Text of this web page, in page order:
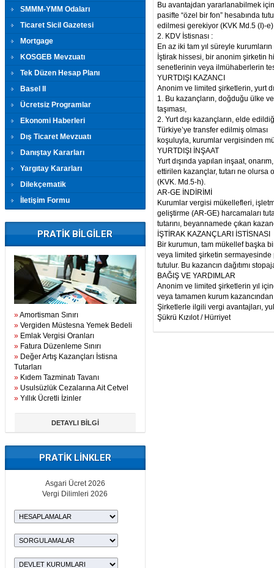
SMMM-YMM Odaları
Ticaret Sicil Gazetesi
Mortgage
KOSGEB Mevzuatı
Tek Düzen Hesap Planı
Basel II
Ücretsiz Programlar
Ekonomi Haberleri
Dış Ticaret Mevzuatı
Danıştay Kararları
Yargıtay Kararları
Dilekçematik
İletişim Formu
PRATİK BİLGİLER
»Amortisman Sınırı
» Vergiden Müstesna Yemek Bedeli
» Emlak Vergisi Oranları
» Fatura Düzenleme Sınırı
» Değer Artış Kazançları İstisna
Tutarları
» Kıdem Tazminatı Tavanı
» Usulsüzlük Cezalarına Ait Cetvel
» Yıllık Ücretli İzinler
DETAYLI BİLGİ
PRATİK LİNKLER
Asgari Ücret 2026
Vergi Dilimleri 2026
Bu avantajdan yararlanabilmek için
pasifte “özel bir fon” hesabında
edilmesi gerekiyor (KVK Md.5 (I)-
2. KDV İstisnası :
En az iki tam yıl süreyle
İştirak hissesi, bir anonim şirketin
senetlerinin veya ilmühaberlerin
YURTDIŞI KAZANCI
Anonim ve limited şirketlerin, yurt
1. Bu kazançların, doğduğu ülke
taşıması,
2. Yurt dışı kazançların, elde
Türkiye’ye transfer edilmiş olması
koşuluyla, kurumlar vergisinden
YURTDIŞI İNŞAAT
Yurt dışında yapılan inşaat,
ettirilen kazançlar, tutarı ne
(KVK. Md.5-h).
AR-GE İNDİRİMİ
Kurumlar vergisi mükellefleri,
geliştirme (AR-GE) harcamaları
tutarını, beyannamede çıkan
İŞTİRAK KAZANÇLARI İSTİSNASI
Bir kurumun, tam mükellef başka
veya limited şirketin
tutulur. Bu kazancın dağıtımı
BAĞIŞ VE YARDIMLAR
Anonim ve limited şirketlerin yıl
veya tamamen kurum
Şirketlerle ilgili vergi avantajları,
Şükrü Kızılot / Hürriyet